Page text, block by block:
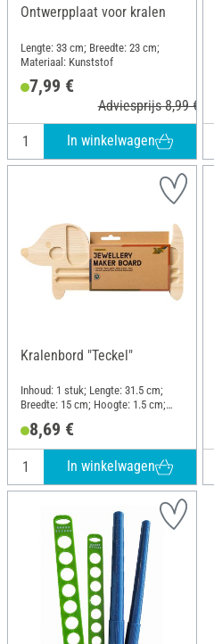
Ontwerpplaat voor kralen
Lengte: 33 cm; Breedte: 23 cm;
Materiaal: Kunststof
7,99 €
Adviesprijs 8,99 €
In winkelwagen
Kralenbord "Teckel"
Inhoud: 1 stuk; Lengte: 31.5 cm;
Breedte: 15 cm; Hoogte: 1.5 cm;
8,69 €
In winkelwagen